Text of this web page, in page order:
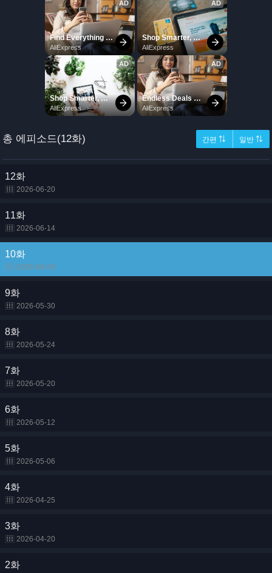
총 에피소드(12화) 간편 ⇅ 일반 ⇅
12화
2026-06-20
11화
2026-06-14
10화
2026-06-08
9화
2026-05-30
8화
2026-05-24
7화
2026-05-20
6화
2026-05-12
5화
2026-05-06
4화
2026-04-25
3화
2026-04-20
2화